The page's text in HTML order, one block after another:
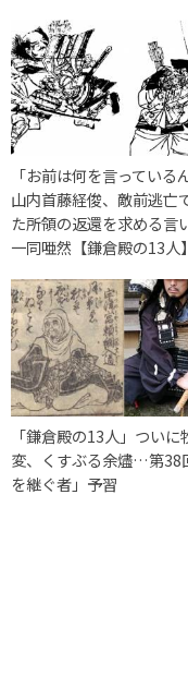
「お前は何を言っている
山内首藤経俊、敵前逃亡
た所領の返還を求める言
一同唖然【鎌倉殿の13人】
「鎌倉殿の13人」ついに
変、くすぶる余燼…第38
を継ぐ者」予習